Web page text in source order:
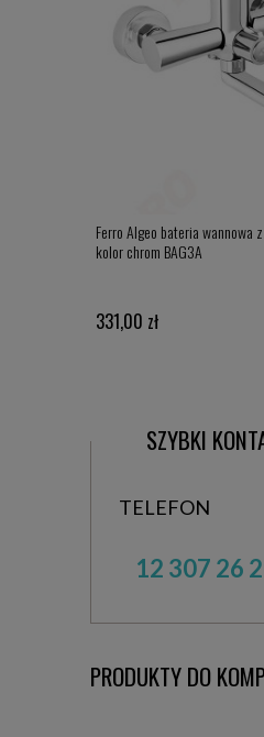
Ferro Algeo bateria wannowa
kolor chrom BAG3A
331,00 zł
SZYBKI
TELEFON
12 307 26
PRODUKTY DO